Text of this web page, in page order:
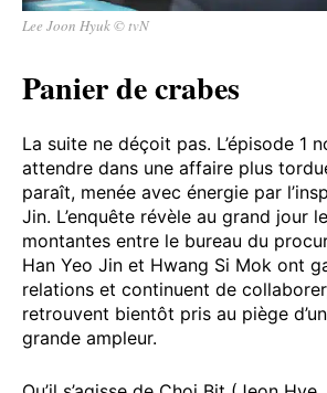
Lee Joon Hyuk © tvN
Panier de crabes
La suite ne déçoit pas. L’épisode 1
attendre dans une affaire plus tordue
paraît, menée avec énergie par
Jin. L’enquête révèle au grand jour
montantes entre le bureau du
Han Yeo Jin et Hwang Si Mok ont
relations et continuent de
retrouvent bientôt pris au piège
grande ampleur.